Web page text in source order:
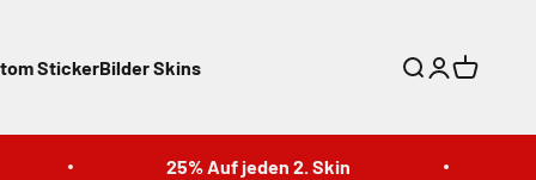
StickerBilder Skins SucheAnmelden
25% Auf jeden 2. Skin